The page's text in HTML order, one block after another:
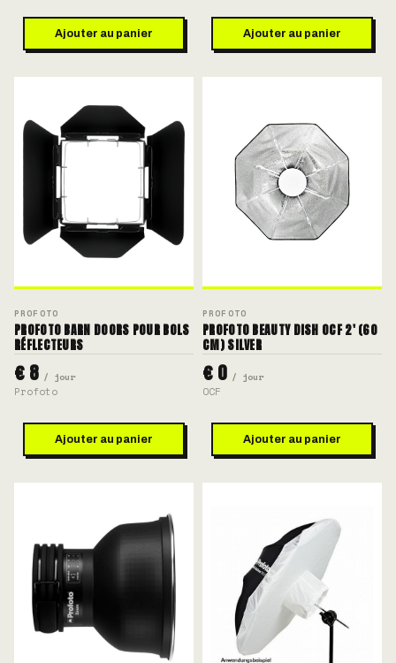
Ajouter au panier Ajouter au panier
PROFOTO
PROFOTO BARN DOORS POUR BOLS
RÉFLECTEURS
€ 8 / jour
Profoto
Ajouter au panier
PROFOTO
PROFOTO BEAUTY DISH OCF 2' (60
CM) SILVER
€ 0 / jour
OCF
Ajouter au panier